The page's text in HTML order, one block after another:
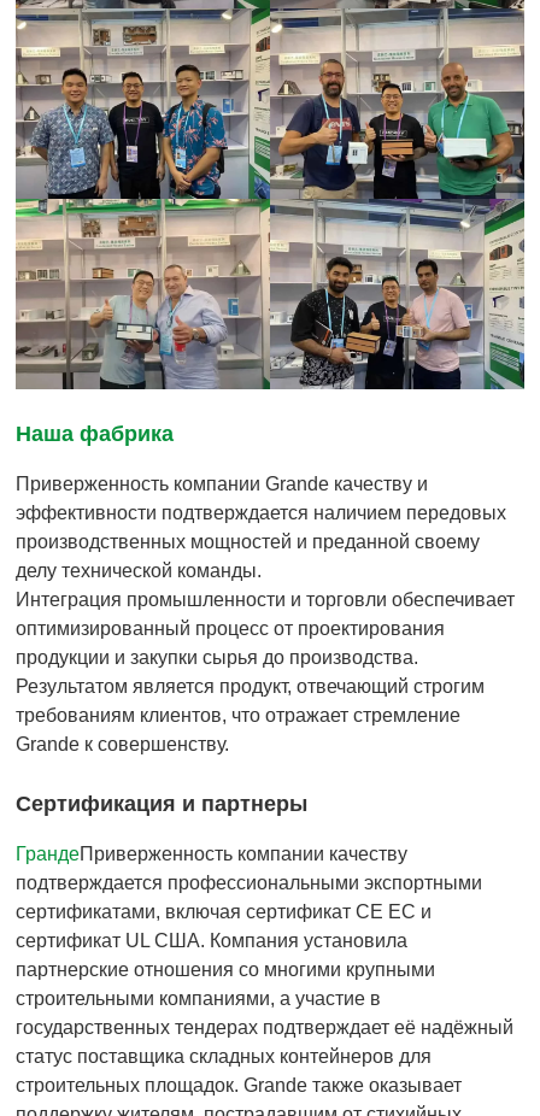
Наша фабрика
Приверженность компании Grande качеству и
эффективности подтверждается наличием передовых
производственных мощностей и преданной своему
делу технической команды.
Интеграция промышленности и торговли обеспечивает
оптимизированный процесс от проектирования
продукции и закупки сырья до производства.
Результатом является продукт, отвечающий строгим
требованиям клиентов, что отражает стремление
Grande к совершенству.
Сертификация и партнеры
ГрандеПриверженность компании качеству
подтверждается профессиональными экспортными
сертификатами, включая сертификат CE ЕС и
сертификат UL США. Компания установила
партнерские отношения со многими крупными
строительными компаниями, а участие в
государственных тендерах подтверждает её надёжный
статус поставщика складных контейнеров для
строительных площадок. Grande также оказывает